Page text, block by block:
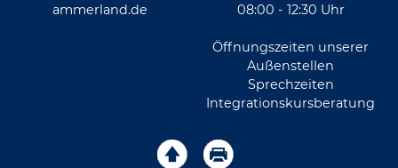
ammerland.de
08:00 - 12:30 Uhr
Öffnungszeiten unserer
Außenstellen
Sprechzeiten
Integrationskursberatung